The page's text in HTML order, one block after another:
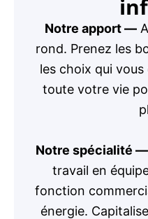
Notre apport —
rond. Prenez les
les choix qui
toute votre vie
Notre spécialité —
travail en
fonction
énergie.